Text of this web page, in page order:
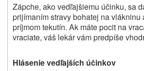
Zápche, ako vedľajšiemu účinku, sa
prijímaním stravy bohatej na vlákninu
príjmom tekutín. Ak máte pocit na
vraciate, váš lekár vám predpíše
Hlásenie vedľajších účinkov